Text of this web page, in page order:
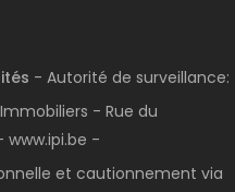
- Autorité de surveillance:
- Rue du
www.ipi.be -
et cautionnement via